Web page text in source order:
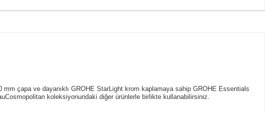
çapa ve dayanıklı GROHE StarLight krom kaplamaya sahip GROHE Essentials
koleksiyonundaki diğer ürünlerle birlikte kullanabilirsiniz.